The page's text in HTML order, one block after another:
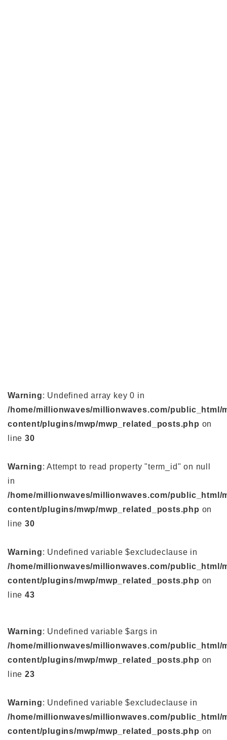
Warning: Undefined array key 0 in
/home/millionwaves/millionwaves.com/public_html/
content/plugins/mwp/mwp_related_posts.php on
line 30
Warning: Attempt to read property "term_id" on null
in
/home/millionwaves/millionwaves.com/public_html/
content/plugins/mwp/mwp_related_posts.php on
line 30
Warning: Undefined variable $excludeclause in
/home/millionwaves/millionwaves.com/public_html/
content/plugins/mwp/mwp_related_posts.php on
line 43
Warning: Undefined variable $args in
/home/millionwaves/millionwaves.com/public_html/
content/plugins/mwp/mwp_related_posts.php on
line 23
Warning: Undefined variable $excludeclause in
/home/millionwaves/millionwaves.com/public_html/
content/plugins/mwp/mwp_related_posts.php on